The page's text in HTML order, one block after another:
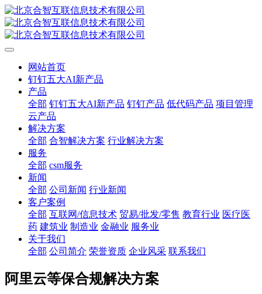
网站首页
钉钉五大AI新产品
产品
全部 钉钉五大AI新产品 钉钉产品 低代码产品 项目管理
云产品
解决方案
全部 合智解决方案 行业解决方案
服务
全部 csm服务
新闻
全部 公司新闻 行业新闻
客户案例
全部 互联网/信息技术 贸易/批发/零售 教育行业 医疗医
药 建筑业 制造业 金融业 服务业
关于我们
全部 公司简介 荣誉资质 企业风采 联系我们
阿里云等保合规解决方案